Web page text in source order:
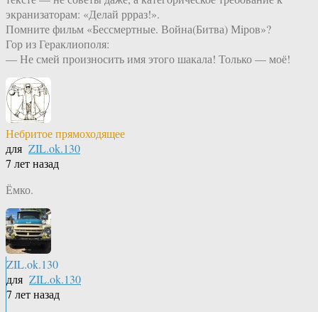
экранизаторам: «Делай ррраз!».
Помните фильм «Бессмертные. Война(Битва) Мiров»?
Гор из Гераклиополя:
— Не смей произносить имя этого шакала! Только — моё!
Небритое прямоходящее
для ZIL.ok.130
7 лет назад
Ёмко.
ZIL.ok.130
для ZIL.ok.130
7 лет назад